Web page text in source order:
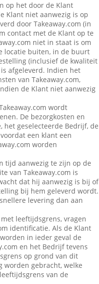
op het door de Klant
Klant niet aanwezig is op
door Takeaway.com (in
contact met de Klant op te
niet in staat is om
locatie buiten, in de buurt
(inclusief de kwaliteit
afgeleverd. Indien het
van Takeaway.com,
de Klant niet aanwezig
wordt
De bezorgkosten en
het geselecteerde Bedrijf, de
een klant een
worden
tijd aanwezig te zijn op de
van Takeaway.com is
dat hij aanwezig is bij of
bij hem geleverd wordt.
levering dan aan
leeftijdsgrens, vragen
identificatie. Als de Klant
in ieder geval de
en het Bedrijf tevens
op grond van dit
gebracht, welke
van de